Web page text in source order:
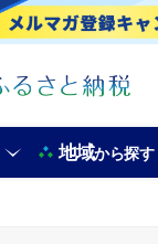
地域から探す